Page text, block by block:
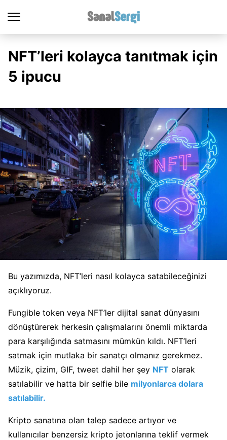
NFT’leri kolayca tanıtmak için
5 ipucu
Bu yazımızda, NFT’leri nasıl kolayca satabileceğinizi
açıklıyoruz.
Fungible token veya NFT’ler dijital sanat dünyasını
dönüştürerek herkesin çalışmalarını önemli miktarda
para karşılığında satmasını mümkün kıldı. NFT’leri
satmak için mutlaka bir sanatçı olmanız gerekmez.
Müzik, çizim, GIF, tweet dahil her şey NFT olarak
satılabilir ve hatta bir selfie bile milyonlarca dolara
satılabilir.
Kripto sanatına olan talep sadece artıyor ve
kullanıcılar benzersiz kripto jetonlarına teklif vermek